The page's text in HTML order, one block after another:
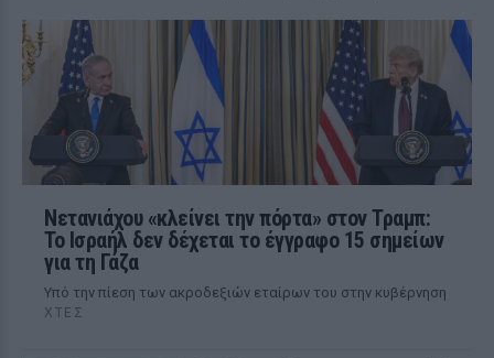
Νετανιάχου «κλείνει την πόρτα» στον Τραμπ:
Το Ισραήλ δεν δέχεται το έγγραφο 15 σημείων
για τη Γάζα
Υπό την πίεση των ακροδεξιών εταίρων του στην κυβέρνηση
ΧΤΕΣ